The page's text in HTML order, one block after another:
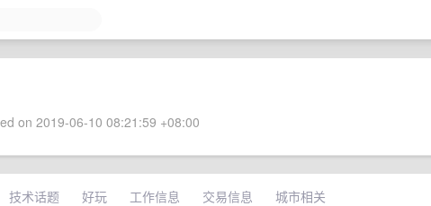
on 2019-06-10 08:21:59 +08:00
技术话题 好玩 工作信息 交易信息 城市相关